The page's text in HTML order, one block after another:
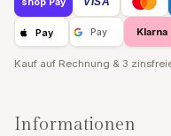
Pay Pay Klarna
Kauf auf Rechnung & 3
Informationen